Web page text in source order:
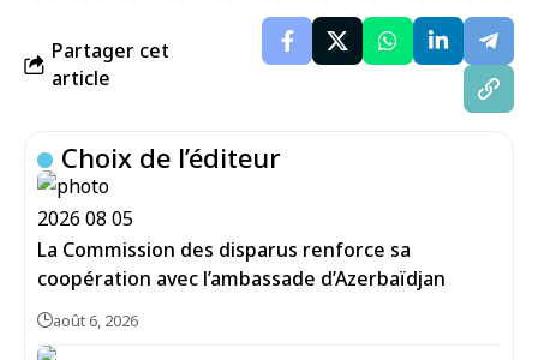
Partager cet
article
Choix de l’éditeur
La Commission des disparus renforce sa
coopération avec l’ambassade d’Azerbaïdjan
août 6, 2026